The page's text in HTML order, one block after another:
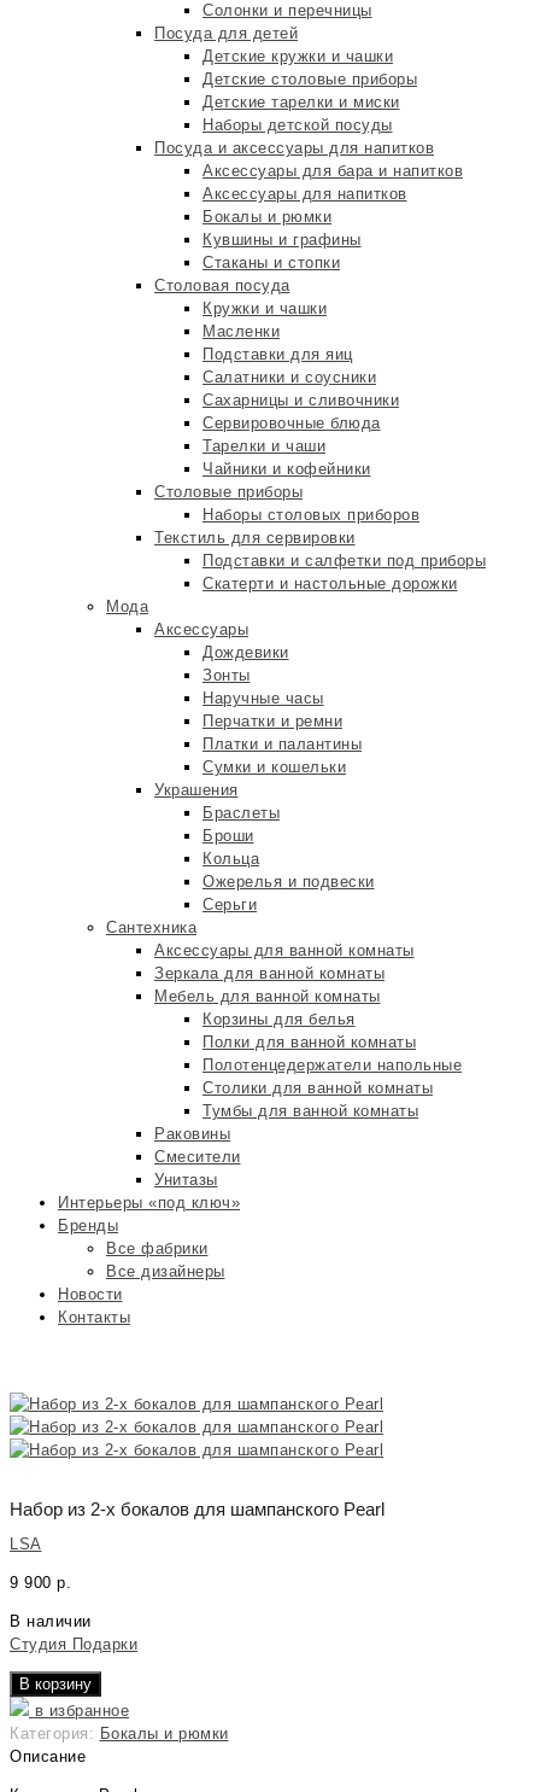
Солонки и перечницы
Посуда для детей
Детские кружки и чашки
Детские столовые приборы
Детские тарелки и миски
Наборы детской посуды
Посуда и аксессуары для напитков
Аксессуары для бара и напитков
Аксессуары для напитков
Бокалы и рюмки
Кувшины и графины
Стаканы и стопки
Столовая посуда
Кружки и чашки
Масленки
Подставки для яиц
Салатники и соусники
Сахарницы и сливочники
Сервировочные блюда
Тарелки и чаши
Чайники и кофейники
Столовые приборы
Наборы столовых приборов
Текстиль для сервировки
Подставки и салфетки под приборы
Скатерти и настольные дорожки
Мода
Аксессуары
Дождевики
Зонты
Наручные часы
Перчатки и ремни
Платки и палантины
Сумки и кошельки
Украшения
Браслеты
Броши
Кольца
Ожерелья и подвески
Серьги
Сантехника
Аксессуары для ванной комнаты
Зеркала для ванной комнаты
Мебель для ванной комнаты
Корзины для белья
Полки для ванной комнаты
Полотенцедержатели напольные
Столики для ванной комнаты
Тумбы для ванной комнаты
Раковины
Смесители
Унитазы
Интерьеры «под ключ»
Бренды
Все фабрики
Все дизайнеры
Новости
Контакты
Набор из 2-х бокалов для шампанского Pearl
LSA
9 900 р.
В наличии
Студия Подарки
В корзину
в избранное
Категория: Бокалы и рюмки
Описание